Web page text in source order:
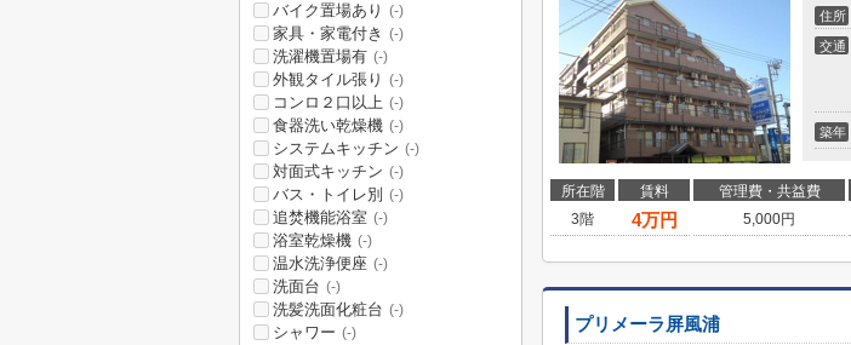
住所
交通
築年
所在階 賃料 管理費・共益費
3階
4万円 5,000円
プリメーラ屏風浦
バイク置場あり (-)
家具・家電付き (-)
洗濯機置場有 (-)
外観タイル張り (-)
コンロ２口以上 (-)
食器洗い乾燥機 (-)
システムキッチン (-)
対面式キッチン (-)
バス・トイレ別 (-)
追焚機能浴室 (-)
浴室乾燥機 (-)
温水洗浄便座 (-)
洗面台 (-)
洗髪洗面化粧台 (-)
シャワー (-)